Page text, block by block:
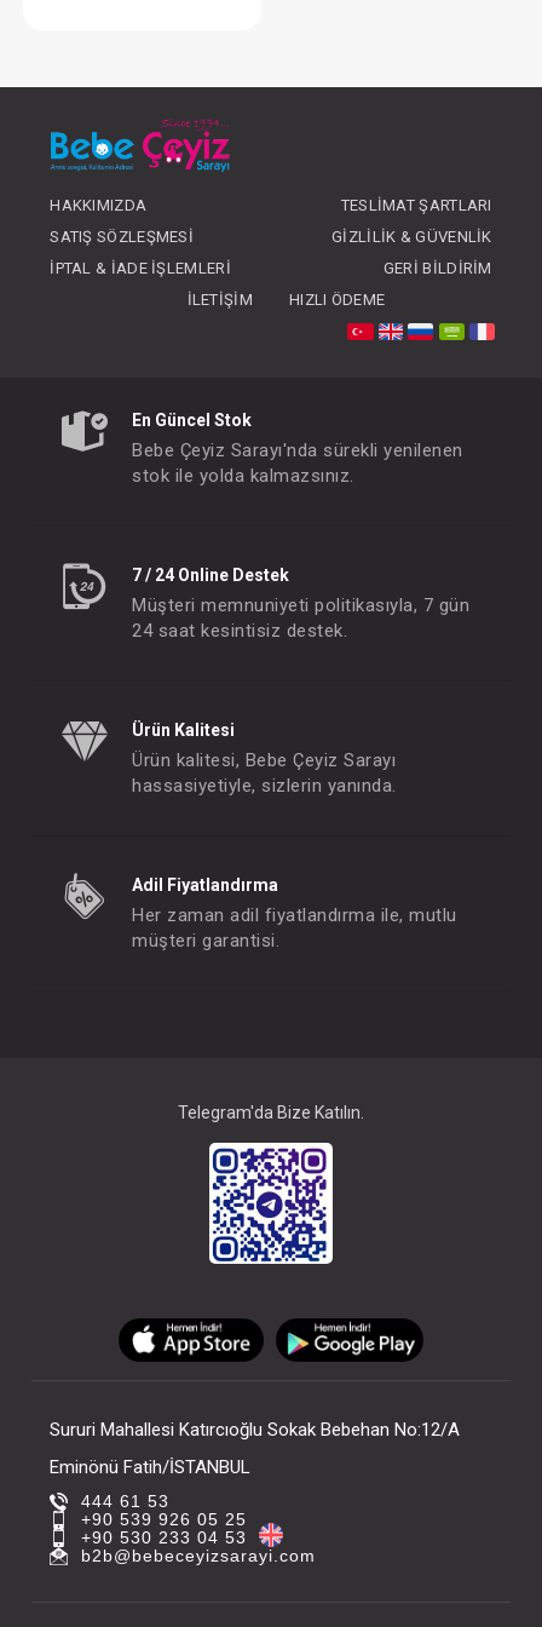
OLUNUZ
HAKKIMIZDA
TESLIMAT ŞARTLARI
SATIŞ SÖZLEŞMESI
GIZLILIK & GÜVENLIK
İPTAL & İADE İŞLEMLERI
GERI BILDIRIM
İLETIŞIM
HIZLI ÖDEME
En Güncel Stok
Bebe Çeyiz Sarayı'nda sürekli yenilenen
stok ile yolda kalmazsınız.
7 / 24 Online Destek
Müşteri memnuniyeti politikasıyla, 7 gün
24 saat kesintisiz destek.
Ürün Kalitesi
Ürün kalitesi, Bebe Çeyiz Sarayı
hassasiyetiyle, sizlerin yanında.
Adil Fiyatlandırma
Her zaman adil fiyatlandırma ile, mutlu
müşteri garantisi.
Telegram'da Bize Katılın.
Sururi Mahallesi Katırcıoğlu Sokak Bebehan No:12/A
Eminönü Fatih/İSTANBUL
444 61 53
+90 539 926 05 25
+90 530 233 04 53
b2b@bebeceyizsarayi.com